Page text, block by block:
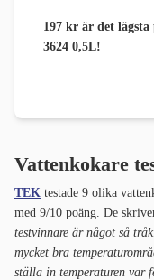
197 kr är det
3624 0,5L!
Vattenkokare
TEK testade 9 olika
med 9/10 poäng. De
testvinnare är något så
mycket bra
ställa in temperaturen var